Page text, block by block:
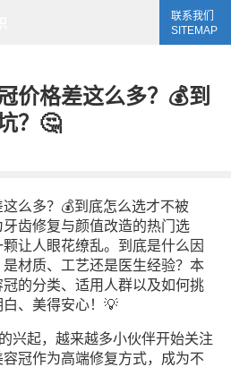
联系我们
SITEMAP
价格差这么多？💰到
？🤔
么多？💰到底怎么选才不被
齿修复与颜值改造的热门选
让人眼花缭乱。到底是什么因
材质、工艺还是医生经验？本
的分类、适用人群以及如何挑
、美得安心！💡
兴起，越来越多小伙伴开始关注
冠作为高端修复方式，成为不